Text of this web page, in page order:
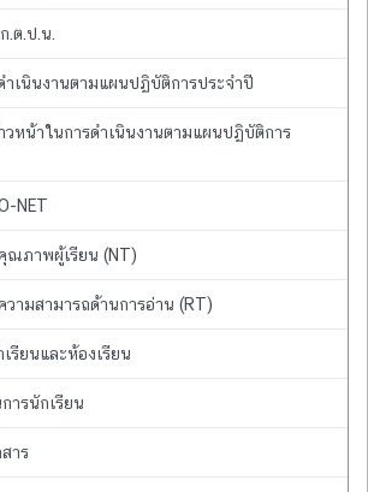
.ต.ป.น.
ำเนินงานตามแผนปฏิบัติการประจำปี
วหน้าในการดำเนินงานตามแผนปฏิบัติการ
NET
ณภาพผู้เรียน (NT)
วามสามารถด้านการอ่าน (RT)
รียนและห้องเรียน
ารนักเรียน
าร